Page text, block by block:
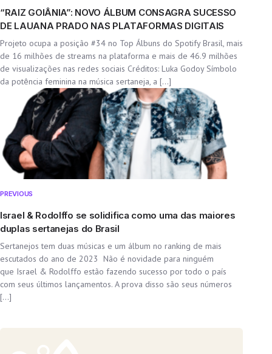
“RAIZ GOIÂNIA”: NOVO ÁLBUM CONSAGRA SUCESSO
DE LAUANA PRADO NAS PLATAFORMAS DIGITAIS
Projeto ocupa a posição #34 no Top Álbuns do Spotify Brasil, mais
de 16 milhões de streams na plataforma e mais de 46.9 milhões
de visualizações nas redes sociais Créditos: Luka Godoy Símbolo
da potência feminina na música sertaneja, a […]
PREVIOUS
Israel & Rodolffo se solidifica como uma das maiores
duplas sertanejas do Brasil
Sertanejos tem duas músicas e um álbum no ranking de mais
escutados do ano de 2023 Não é novidade para ninguém
que Israel & Rodolffo estão fazendo sucesso por todo o país
com seus últimos lançamentos. A prova disso são seus números
[…]